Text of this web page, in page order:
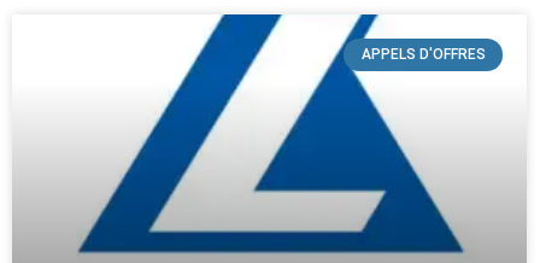
APPELS D'OFFRES